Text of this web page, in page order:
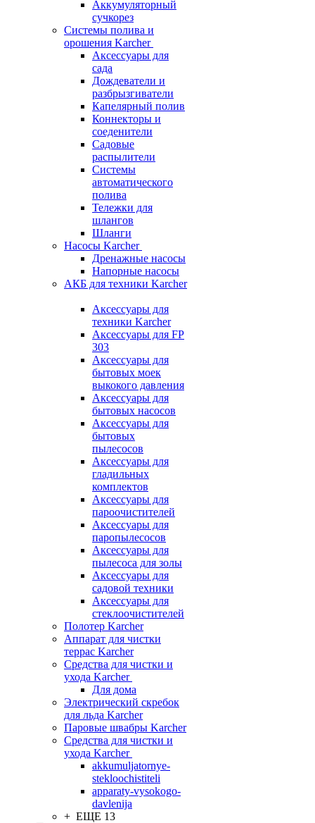
Аккумуляторный
сучкорез
Системы полива и
орошения Karcher
Аксессуары для
сада
Дождеватели и
разбрызгиватели
Капелярный полив
Коннекторы и
соеденители
Садовые
распылители
Системы
автоматического
полива
Тележки для
шлангов
Шланги
Насосы Karcher
Дренажные насосы
Напорные насосы
АКБ для техники Karcher
Аксессуары для
техники Karcher
Аксессуары для FP
303
Аксессуары для
бытовых моек
выкокого давления
Аксессуары для
бытовых насосов
Аксессуары для
бытовых
пылесосов
Аксессуары для
гладильных
комплектов
Аксессуары для
пароочистителей
Аксессуары для
паропылесосов
Аксессуары для
пылесоса для золы
Аксессуары для
садовой техники
Аксессуары для
стеклоочистителей
Полотер Karcher
Аппарат для чистки
террас Karcher
Средства для чистки и
ухода Karcher
Для дома
Электрический скребок
для льда Karcher
Паровые швабры Karcher
Средства для чистки и
ухода Karcher
akkumuljatornye-
stekloochistiteli
apparaty-vysokogo-
davlenija
+ ЕЩЕ 13